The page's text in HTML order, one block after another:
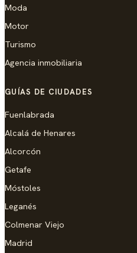
Moda
Motor
Turismo
Agencia inmobiliaria
GUÍAS DE CIUDADES
Fuenlabrada
Alcalá de Henares
Alcorcón
Getafe
Móstoles
Leganés
Colmenar Viejo
Madrid